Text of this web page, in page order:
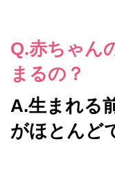
Q.赤ちゃん
まるの？
A.生まれる
がほとんど